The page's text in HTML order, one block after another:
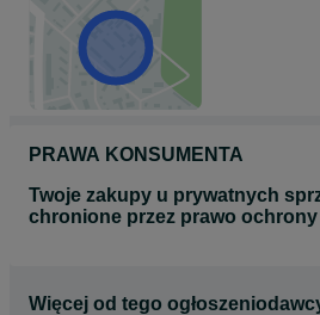
PRAWA KONSUMENTA
Twoje zakupy u prywatnych
chronione przez prawo
Więcej od tego